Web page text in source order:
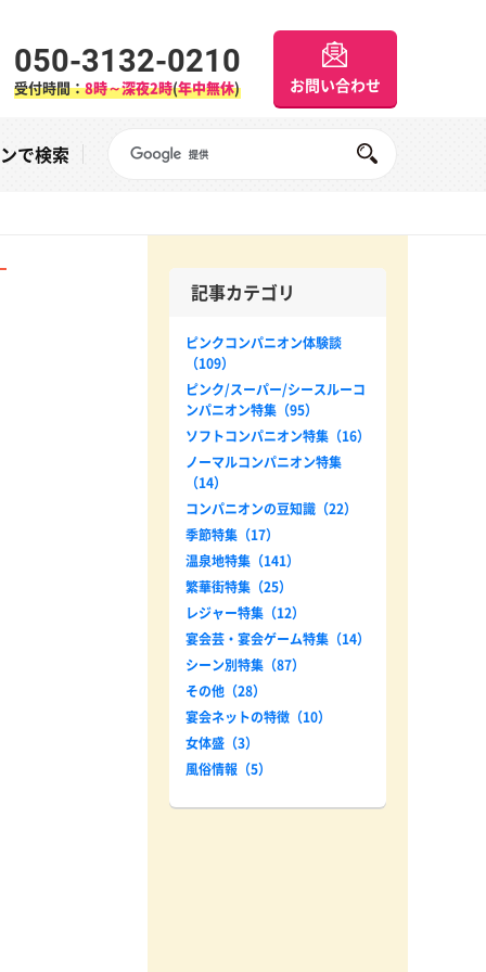
050-3132-0210
受付時間：8時～深夜2時(年中無休) お問い合わせ
で検索
記事カテゴリ
ピンクコンパニオン体験談
（109）
ピンク/スーパー/シースルーコ
ンパニオン特集（95）
ソフトコンパニオン特集（16）
ノーマルコンパニオン特集
（14）
コンパニオンの豆知識（22）
季節特集（17）
温泉地特集（141）
繁華街特集（25）
レジャー特集（12）
宴会芸・宴会ゲーム特集（14）
シーン別特集（87）
その他（28）
宴会ネットの特徴（10）
女体盛（3）
風俗情報（5）